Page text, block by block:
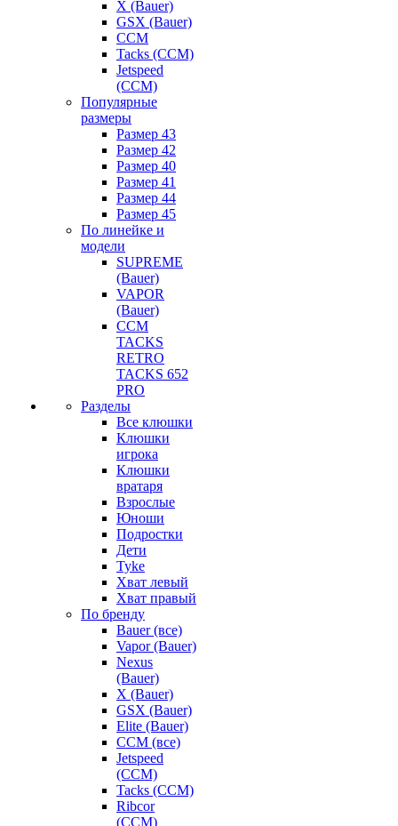
X (Bauer)
GSX (Bauer)
CCM
Tacks (CCM)
Jetspeed
(CCM)
Популярные
размеры
Размер 43
Размер 42
Размер 40
Размер 41
Размер 44
Размер 45
По линейке и
модели
SUPREME
(Bauer)
VAPOR
(Bauer)
CCM
TACKS
RETRO
TACKS 652
PRO
Разделы
Все клюшки
Клюшки
игрока
Клюшки
вратаря
Взрослые
Юноши
Подростки
Дети
Tyke
Хват левый
Хват правый
По бренду
Bauer (все)
Vapor (Bauer)
Nexus
(Bauer)
X (Bauer)
GSX (Bauer)
Elite (Bauer)
CCM (все)
Jetspeed
(CCM)
Tacks (CCM)
Ribcor
(CCM)